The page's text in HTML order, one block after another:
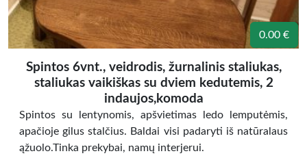
0.00 €
Spintos 6vnt., veidrodis, žurnalinis staliukas,
staliukas vaikiškas su dviem kedutemis, 2
indaujos,komoda
Spintos su lentynomis, apšvietimas ledo lemputėmis,
apačioje gilus stalčius. Baldai visi padaryti iš natūralaus
ąžuolo.Tinka prekybai, namų interjerui.